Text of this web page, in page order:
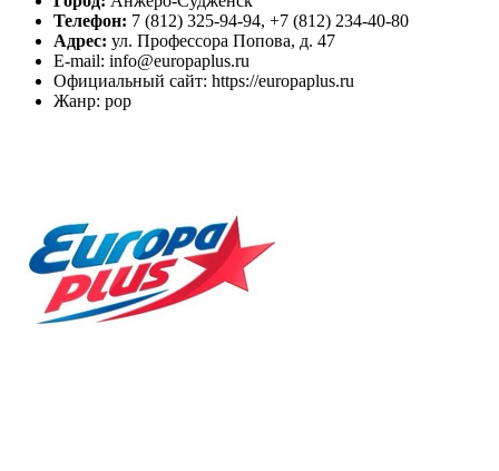
Телефон: 7 (812) 325-94-94, +7 (812) 234-40-80
Адрес: ул. Профессора Попова, д. 47
E-mail: info@europaplus.ru
Официальный сайт: https://europaplus.ru
Жанр: pop